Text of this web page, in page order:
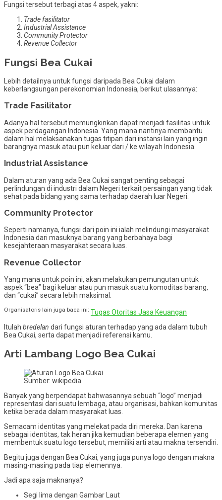
Fungsi tersebut terbagi atas 4 aspek, yakni:
Trade fasilitator
Industrial Assistance
Community Protector
Revenue Collector
Fungsi Bea Cukai
Lebih detailnya untuk fungsi daripada Bea Cukai dalam
keberlangsungan perekonomian Indonesia, berikut ulasannya:
Trade Fasilitator
Adanya hal tersebut memungkinkan dapat menjadi fasilitas untuk
aspek perdagangan Indonesia. Yang mana nantinya membantu
dalam hal melaksanakan tugas titipan dari instansi lain yang ingin
barangnya masuk atau pun keluar dari / ke wilayah Indonesia.
Industrial Assistance
Dalam aturan yang ada Bea Cukai sangat penting sebagai
perlindungan di industri dalam Negeri terkait persaingan yang tidak
sehat pada bidang yang sama terhadap daerah luar Negeri.
Community Protector
Seperti namanya, fungsi dari poin ini ialah melindungi masyarakat
Indonesia dari masuknya barang yang berbahaya bagi
kesejahteraan masyarakat secara luas.
Revenue Collector
Yang mana untuk poin ini, akan melakukan pemungutan untuk
aspek “bea” bagi keluar atau pun masuk suatu komoditas barang,
dan “cukai” secara lebih maksimal.
Organisatoris lain juga baca ini: Tugas Otoritas Jasa Keuangan
Itulah bredelan dari fungsi aturan terhadap yang ada dalam tubuh
Bea Cukai, serta dapat menjadi referensi kamu.
Arti Lambang Logo Bea Cukai
Sumber: wikipedia
Banyak yang berpendapat bahwasannya sebuah “logo” menjadi
representasi dari suatu lembaga, atau organisasi, bahkan komunitas
ketika berada dalam masyarakat luas.
Semacam identitas yang melekat pada diri mereka. Dan karena
sebagai identitas, tak heran jika kemudian beberapa elemen yang
membentuk suatu logo tersebut, memiliki arti atau makna tersendiri.
Begitu juga dengan Bea Cukai, yang juga punya logo dengan makna
masing-masing pada tiap elemennya.
Jadi apa saja maknanya?
Segi lima dengan Gambar Laut